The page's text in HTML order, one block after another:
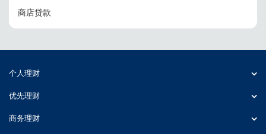
商店贷款
个人理财
优先理财
商务理财